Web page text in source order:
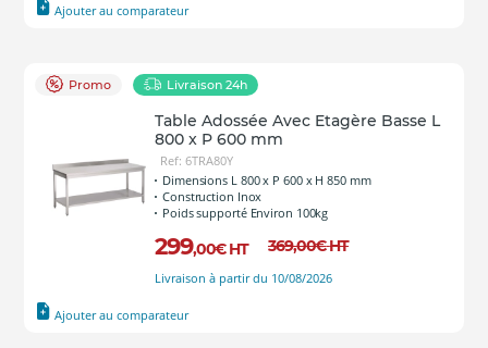
Ajouter au comparateur
Promo Livraison 24h
Table Adossée Avec Etagère Basse L
800 x P 600 mm
Ref: 6TRA80Y
Dimensions L 800 x P 600 x H 850 mm
Construction Inox
Poids supporté Environ 100kg
299,00€ HT 369,00€HT
Livraison à partir du 10/08/2026
Ajouter au comparateur